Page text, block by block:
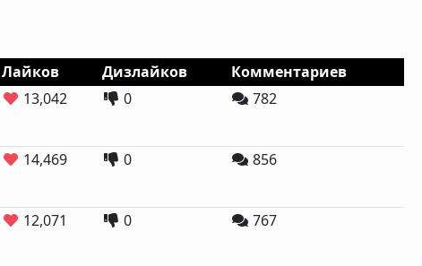
Лайков Дизлайков
Комментариев
13,042 0 782
14,469 0 856
12,071 0 767